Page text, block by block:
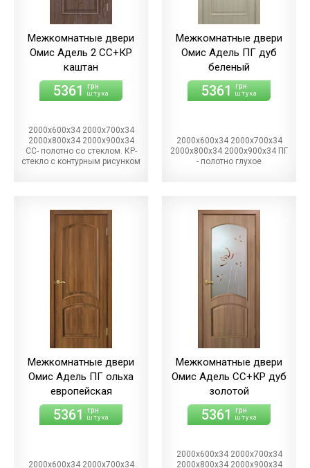
Межкомнатные двери
Омис Адель 2 СС+КР
каштан
5361 грн
штука
2000х600х34 2000х700х34
2000х800х34 2000х900х34
СС- полотно со стеклом. КР-
стекло с контурным рисунком
Межкомнатные двери
Омис Адель ПГ дуб
беленый
5361 грн
штука
2000х600х34 2000х700х34
2000х800х34 2000х900х34 ПГ
- полотно глухое
Межкомнатные двери
Омис Адель ПГ ольха
европейская
5361 грн
штука
2000х600х34 2000х700х34
Межкомнатные двери
Омис Адель СС+КР дуб
золотой
5361 грн
штука
2000х600х34 2000х700х34
2000х800х34 2000х900х34